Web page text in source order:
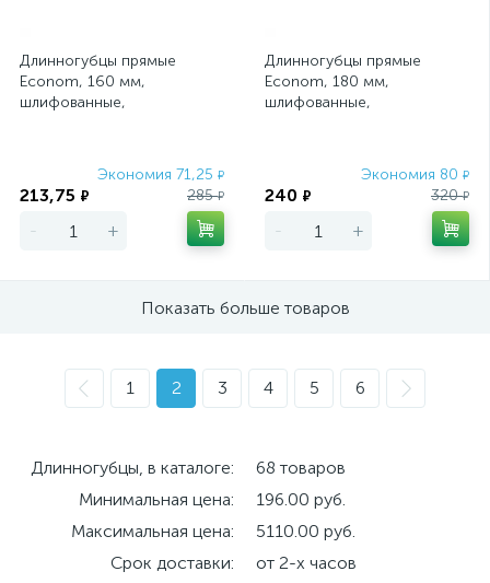
Длинногубцы прямые
Econom, 160 мм,
шлифованные,
Экономия 71,25 ₽
213,75 ₽ 285₽
- +
Длинногубцы прямые
Econom, 180 мм,
шлифованные,
Экономия 80 ₽
240 ₽ 320₽
- +
Показать больше товаров
1 2 3 4 5 6
Длинногубцы, в каталоге:
68 товаров
Минимальная цена:
196.00 руб.
Максимальная цена:
5110.00 руб.
Срок доставки:
от 2-х часов